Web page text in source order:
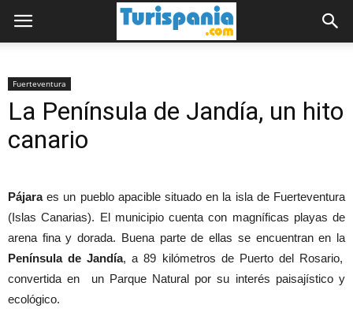
Fuerteventura
La Península de Jandía, un hito
canario
Pájaraes un pueblo apacible situado en la isla de Fuerteventura
(Islas Canarias). El municipio cuenta con magníficas playas de
arena fina y dorada. Buena parte de ellas se encuentran en la
Península de Jandía, a 89 kilómetros de Puerto del Rosario,
convertida en un Parque Natural por su interés paisajístico y
ecológico.